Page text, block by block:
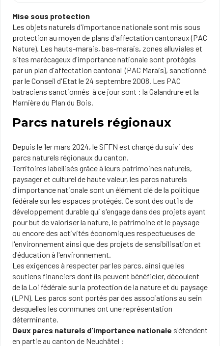
Mise sous protection
Les objets naturels d'importance nationale sont mis sous
protection au moyen de plans d'affectation cantonaux (PAC
Nature). Les hauts-marais, bas-marais, zones alluviales et
sites marécageux d'importance nationale sont protégés
par un plan d'affectation cantonal (PAC Marais), sanctionné
par le Conseil d'Etat le 24 septembre 2008. Les PAC
batraciens sanctionnés à ce jour sont : la Galandrure et la
Marnière du Plan du Bois.
Parcs naturels régionaux
Depuis le 1er mars​ 2024, le SFFN est chargé du suivi des
parcs naturels régionaux du canton. ​
Territoires labellisés grâce à leurs patrimoines naturels,
paysager et culturel de haute valeur, les parcs naturels
d'importance nationale sont un élément clé de la politique
fédérale sur les espaces protégés. Ce sont des outils de
développement durable qui s'engage dans des projets ayant
pour but de valoriser la nature, le patrimoine et le paysage
ou encore des activités économiques respectueuses de
l'environnement ainsi que des projets de sensibilisation et
d'éducation à l'environnement.
Les exigences à respecter par les parcs, ainsi que les
soutiens financiers dont ils peuvent bénéficier, découlent
de la Loi fédérale sur la protection de la nature et du paysage
(LPN). Les parcs sont portés par des associations au sein
desquelles les communes ont une représentation
déterminante.
Deux parcs naturels d'importance nationale s'étendent
en partie au canton de Neuchâtel :